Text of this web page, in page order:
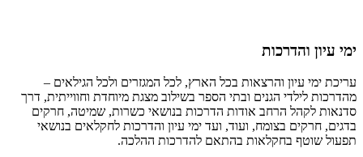
ימי עיון והדרכות
עריכת ימי עיון והרצאות בכל הארץ, לכל המגזרים ולכל הגילאים –
מהדרכות לילדי הגנים ובתי הספר בשילוב מצגת מיוחדת וחווייתית, דרך
סדנאות לקהל הרחב אודות הדרכות בנושאי כשרות, שמיטה, חרקים
בדגים, חרקים בצומח, ועוד, ועד ימי עיון והדרכות לחקלאים בנושאי
תפעול שוטף בחקלאות בהתאם להדרכות ההלכה.